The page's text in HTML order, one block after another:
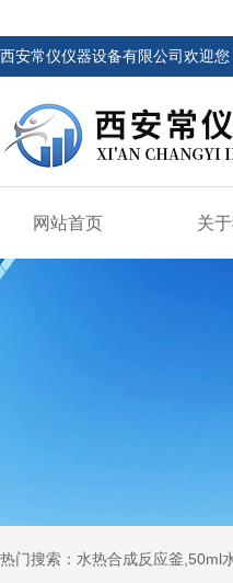
西安常仪仪器设备有限公司欢迎您
网站首页 关
热门搜索：水热合成反应釜,50ml